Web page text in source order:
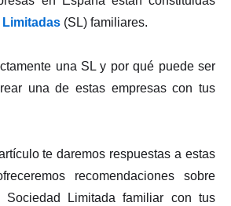
(SL) familiares.
una SL y por qué puede ser
una de estas empresas con tus
te daremos respuestas a estas
recomendaciones sobre
Sociedad Limitada familiar con tus